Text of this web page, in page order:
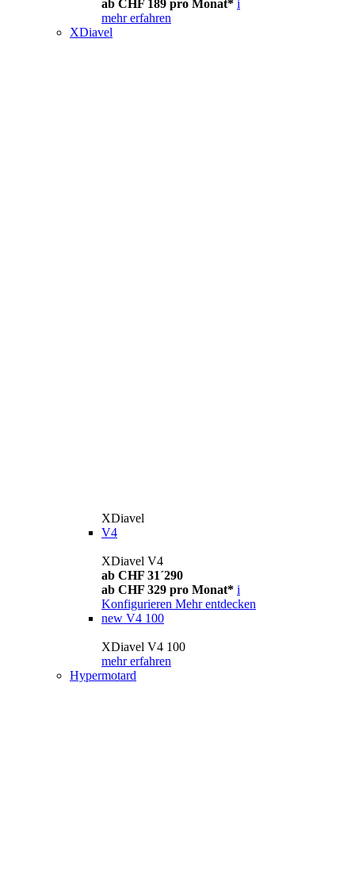
ab CHF 189 pro Monat* i
mehr erfahren
XDiavel
XDiavel
V4
XDiavel V4
ab CHF 31´290
ab CHF 329 pro Monat* i
Konfigurieren Mehr entdecken
new V4 100
XDiavel V4 100
mehr erfahren
Hypermotard